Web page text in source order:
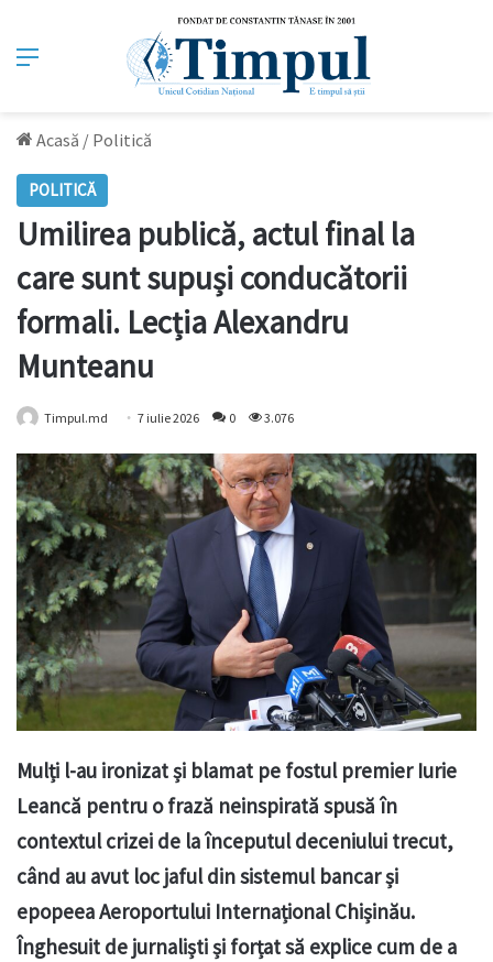
Meniu
Acasă / Politică
POLITICĂ
Umilirea publică, actul final la
care sunt supuși conducătorii
formali. Lecția Alexandru
Munteanu
Timpul.md 7 iulie 2026 0 3.076
Mulți l-au ironizat și blamat pe fostul premier Iurie
Leancă pentru o frază neinspirată spusă în
contextul crizei de la începutul deceniului trecut,
când au avut loc jaful din sistemul bancar și
epopeea Aeroportului Internațional Chișinău.
Înghesuit de jurnaliști și forțat să explice cum de a